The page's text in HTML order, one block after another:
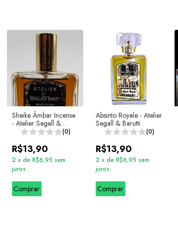
Sheike Âmbar Incense
- Atelier Segall &
Barutti
(0)
R$13,90
2 x de R$6,95 sem
juros
Comprar
Absinto Royale - Atelier
Segall & Barutti
(0)
R$13,90
2 x de R$6,95 sem
juros
Comprar